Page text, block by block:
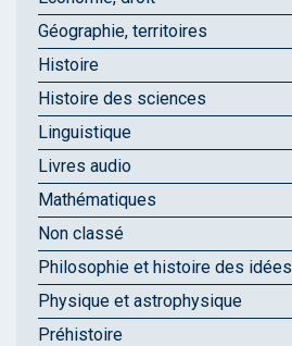
Géographie, territoires
Histoire
Histoire des sciences
Linguistique
Livres audio
Mathématiques
Non classé
Philosophie et histoire des idées
Physique et astrophysique
Préhistoire